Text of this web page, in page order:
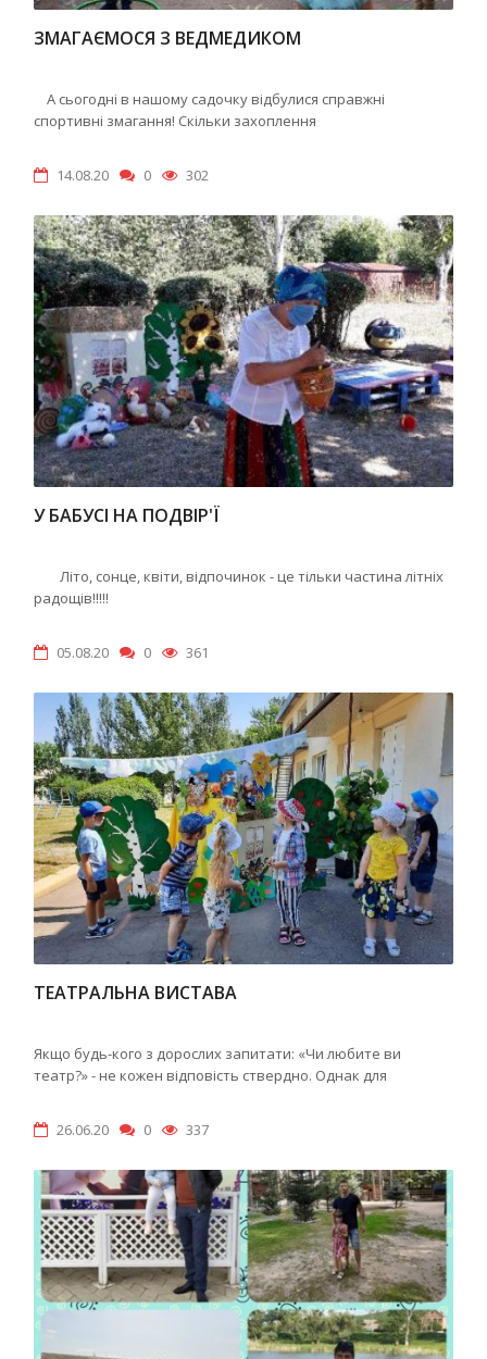
ЗМАГАЄМОСЯ З ВЕДМЕДИКОМ
А сьогодні в нашому садочку відбулися справжні
спортивні змагання! Скільки захоплення
14.08.20 0 302
У БАБУСІ НА ПОДВІР'Ї
Літо, сонце, квіти, відпочинок - це тільки частина літніх
радощів!!!!!
05.08.20 0 361
ТЕАТРАЛЬНА ВИСТАВА
Якщо будь-кого з дорослих запитати: «Чи любите ви
театр?» - не кожен відповість ствердно. Однак для
26.06.20 0 337